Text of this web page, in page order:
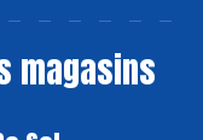
magasins